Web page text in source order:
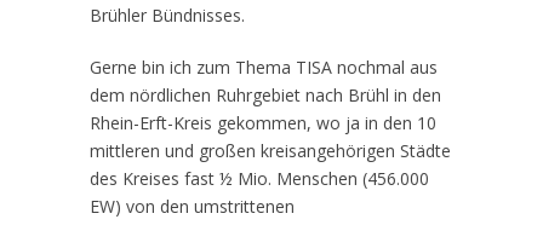
Brühler Bündnisses.
Gerne bin ich zum Thema TISA nochmal aus
dem nördlichen Ruhrgebiet nach Brühl in den
Rhein-Erft-Kreis gekommen, wo ja in den 10
mittleren und großen kreisangehörigen Städte
des Kreises fast ½ Mio. Menschen (456.000
EW) von den umstrittenen